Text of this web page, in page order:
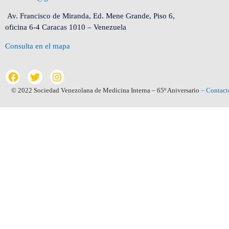
Av. Francisco de Miranda, Ed. Mene Grande, Piso 6,
oficina 6-4 Caracas 1010 – Venezuela
Consulta en el mapa
© 2022 Sociedad Venezolana de Medicina Interna – 65º Aniversario –